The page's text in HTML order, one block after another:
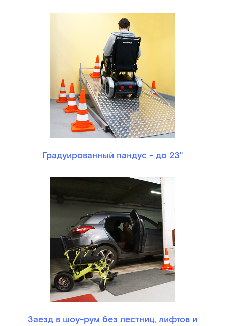
Градуированный пандус - до 23°
Заезд в шоу-рум без лестниц, лифтов и